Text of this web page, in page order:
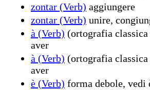
zontar (Verb) aggiungere
zontar (Verb) unire,
à (Verb) (ortografia
aver
à (Verb) (ortografia
aver
è (Verb) forma debole, vedi